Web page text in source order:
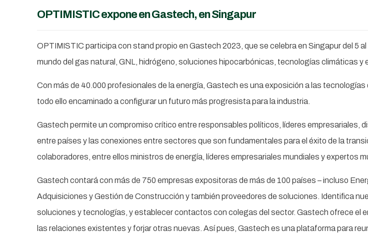
OPTIMISTIC expone en Gastech, en Singapur
OPTIMISTIC participa con stand propio en Gastech 2023, que se celebra en Singapur del 5
mundo del gas natural, GNL, hidrógeno, soluciones hipocarbónicas, tecnologías climáticas y
Con más de 40.000 profesionales de la energía, Gastech es una exposición a las
todo ello encaminado a configurar un futuro más progresista para la industria.
Gastech permite un compromiso crítico entre responsables políticos, líderes empresariales,
entre países y las conexiones entre sectores que son fundamentales para el éxito de la
colaboradores, entre ellos ministros de energía, líderes empresariales mundiales y expertos
Gastech contará con más de 750 empresas expositoras de más de 100 países – incluso
Adquisiciones y Gestión de Construcción y también proveedores de soluciones. Identifica
soluciones y tecnologías, y establecer contactos con colegas del sector. Gastech ofrece el
las relaciones existentes y forjar otras nuevas. Así pues, Gastech es una plataforma para